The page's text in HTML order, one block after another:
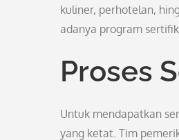
kuliner, perhotelan,
adanya program
Proses
Untuk mendapatkan
yang ketat. Tim